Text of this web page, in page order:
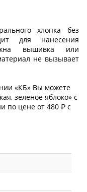
хлопка без
для нанесения
вышивка или
не вызывает
«КБ» Вы можете
зеленое яблоко» с
по цене от 480 ₽ с